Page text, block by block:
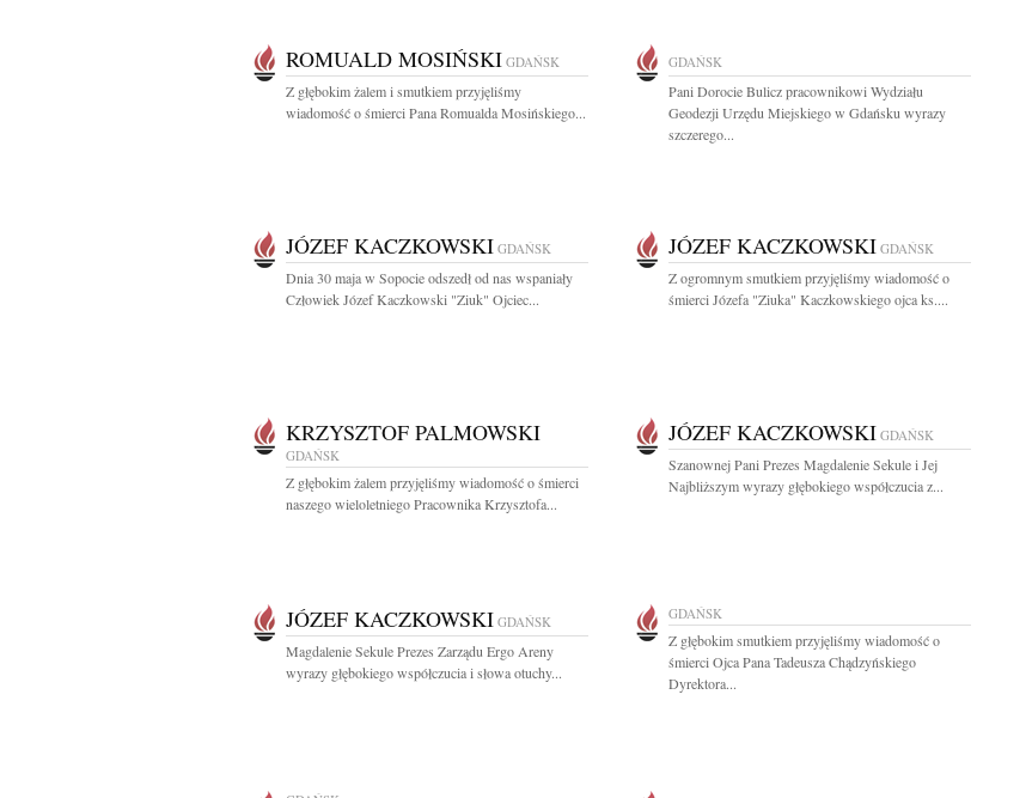
ROMUALD MOSIŃSKI GDAŃSK
Z głębokim żalem i smutkiem przyjęliśmy
wiadomość o śmierci Pana Romualda Mosińskiego...
GDAŃSK
Pani Dorocie Bulicz pracownikowi Wydziału
Geodezji Urzędu Miejskiego w Gdańsku wyrazy
szczerego...
JÓZEF KACZKOWSKI GDAŃSK
Dnia 30 maja w Sopocie odszedł od nas wspaniały
Człowiek Józef Kaczkowski "Ziuk" Ojciec...
JÓZEF KACZKOWSKI GDAŃSK
Z ogromnym smutkiem przyjęliśmy wiadomość o
śmierci Józefa "Ziuka" Kaczkowskiego ojca ks....
KRZYSZTOF PALMOWSKI
GDAŃSK
Z głębokim żalem przyjęliśmy wiadomość o śmierci
naszego wieloletniego Pracownika Krzysztofa...
JÓZEF KACZKOWSKI GDAŃSK
Szanownej Pani Prezes Magdalenie Sekule i Jej
Najbliższym wyrazy głębokiego współczucia z...
JÓZEF KACZKOWSKI GDAŃSK
Magdalenie Sekule Prezes Zarządu Ergo Areny
wyrazy głębokiego współczucia i słowa otuchy...
GDAŃSK
Z głębokim smutkiem przyjęliśmy wiadomość o
śmierci Ojca Pana Tadeusza Chądzyńskiego
Dyrektora...